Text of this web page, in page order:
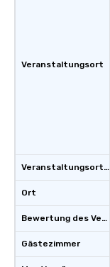
Veranstaltungsort
Veranstaltungsortstyp
Ort
Bewertung des Veranstaltungsortes
Gästezimmer